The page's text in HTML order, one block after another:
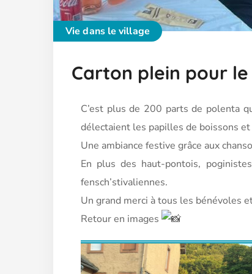
Vie dans le village
Carton plein pour le
C’est plus de 200 parts de polenta
délectaient les papilles de boissons
Une ambiance festive grâce aux
En plus des haut-pontois,
fensch’stivaliennes.
Un grand merci à tous les bénévoles
Retour en images